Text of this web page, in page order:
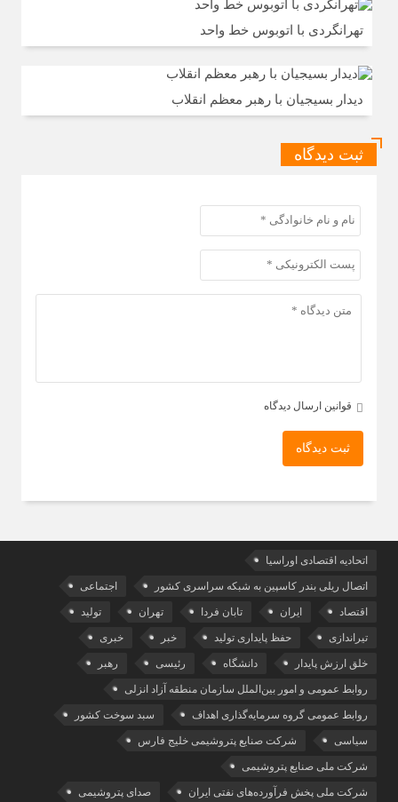
تهرانگردی با اتوبوس خط واحد
دیدار بسیجیان با رهبر معظم انقلاب
ثبت دیدگاه
قوانین ارسال دیدگاه
ثبت دیدگاه
اتحادیه اقتصادی اوراسیا
اتصال ریلی بندر کاسپین به شبکه سراسری کشور اجتماعی
اقتصاد ایران تابان فردا تهران تولید
تیراندازی حفظ پایداری تولید خبر خبری
خلق ارزش پایدار دانشگاه رئیسی رهبر
روابط عمومی و امور بین‌الملل سازمان منطقه آزاد انزلی
روابط عمومی گروه سرمایه‌گذاری اهداف سبد سوخت کشور
سیاسی شرکت صنایع پتروشیمی خلیج فارس
شرکت ملی صنایع پتروشیمی
شرکت ملی پخش فرآورده‌های نفتی ایران صدای پتروشیمی